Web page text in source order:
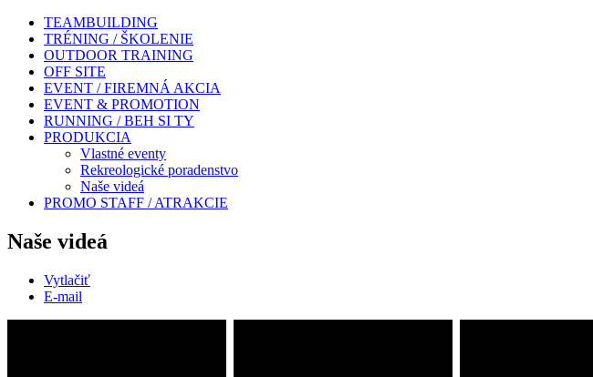
TEAMBUILDING
TRÉNING / ŠKOLENIE
OUTDOOR TRAINING
OFF SITE
EVENT / FIREMNÁ AKCIA
EVENT & PROMOTION
RUNNING / BEH SI TY
PRODUKCIA
Vlastné eventy
Rekreologické poradenstvo
Naše videá
PROMO STAFF / ATRAKCIE
Naše videá
Vytlačiť
E-mail